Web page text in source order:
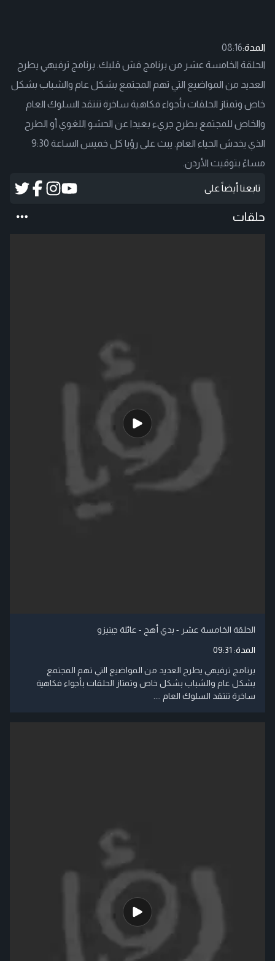
المدة:08:16
الحلقة الخامسة عشر من برنامج فش قلبك. برنامج ترفيهي يطرح
العديد من المواضيع التي تهم المجتمع بشكل عام والشباب بشكل
خاص وتمتاز الحلقات بأجواء فكاهية ساخرة تنتقد السلوك العام
والخاص للمجتمع بطرح جريء بعيدا عن الحشو اللغوي أو الطرح
الذي يخدش الحياء العام. يبث على رؤيا كل خميس الساعة 9:30
مساءً بتوقيت الأردن.
تابعنا أيضاً على
حلقات
الحلقة الخامسة عشر - بدي أهج - عائلة جبنيزو
المدة: 09:31
برنامج ترفيهي يطرح العديد من المواضيع التي تهم المجتمع
بشكل عام والشباب بشكل خاص وتمتاز الحلقات بأجواء فكاهية
ساخرة تنتقد السلوك العام ....